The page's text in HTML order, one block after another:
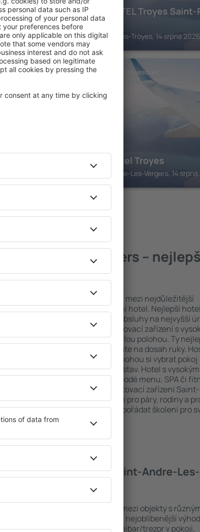
B&B HOTEL Troyes
Tertres
Creney-pres-Troyes, 14 srpna
Spa 4*
SAINT-ANDRE-LES-VERGERS
ACE Hôtel Troyes
Saint-Andre-Les-Vergers, 14
Les-Vergers
Andre-Les-Vergers –
služby a výhodná poloha patří mezi nejdůležitější
která musí splnit každý exklusivní hotel. Nejlepší
Andre-Les-Vergers jsou zárukou obsluhy na nejvyšší
řady dalších výhod pro hosty. Ubytovací zařízení s
se mohou pochlubit dokonalou polohou. Ty
Saint-Andre-Les-Vergers tak máte na dosah ruky.
dispozici i bezplatné parkování a mohou si vybrat pokoj
přesně podle svých představ. Hotel s vysokým
znamená mimo jiné i různorodé menu, SPA či
atrakce pro děti. Nejlepší ubytovací zařízení Saint-
Vergers jsou skvělým řešením pro páry, rodiny a
cestují služebně nebo chtějí pořádat školení pro
zařízení nabízí hotely Saint-Andre-Les-
Saint-Andre-Les-Vergers se řadí mezi objekty s
a vybavením pro hosty. Mezi nejoblíbenější
bezplatné wi-fi, SPA areál, minibar/trezor v pokoji,